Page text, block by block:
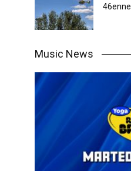
46enne
Music News